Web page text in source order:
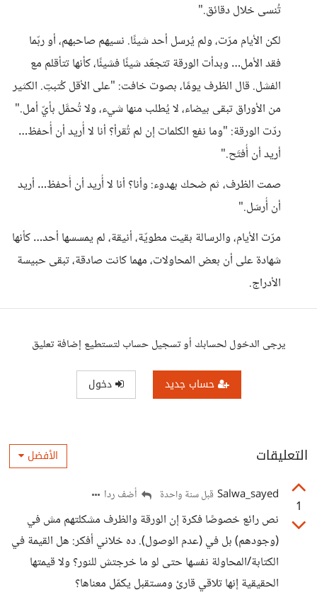
تُنسى خلال دقائق."
لكن الأيام مرّت، ولم يُرسل أحد شيئًا. نسيهم صاحبهم، أو ربّما
فقد الأمل… وبدأت الورقة تتجعّد شيئًا فشيئًا، كأنها تتأقلم مع
الفشل. قال الظرف يومًا، بصوت خافت: "على الأقل كُتبتِ. الكثير
من الأوراق تبقى بيضاء، لا يُطلب منها شيء، ولا تُحمَّل بأيّ أمل."
ردّت الورقة: "وما نفع الكلمات إن لم تُقرأ؟ أنا لا أُريد أن أُحفظ…
أريد أن أُفتَح."
صمت الظرف، ثم ضحك بهدوء: وأنا؟ أنا لا أُريد أن أَحفظ… أريد
أن أُرسَل."
مرّت الأيام، والرسالة بقيت مطويّة، أنيقة، لم يمسسها أحد… كأنها
شهادة على أن بعض المحاولات، مهما كانت صادقة، تبقى حبيسة
الأدراج.
يرجى الدخول لحسابك أو تسجيل حساب لتستطيع إضافة تعليق
حساب جديد دخول
التعليقات الأفضل
1
Salwa_sayed قبل سنة واحدة أضف ردا
نص رائع خصوصًا فكرة إن الورقة والظرف مشكلتهم مش في
(وجودهم) بل في (عدم الوصول). ده خلاني أفكر: هل القيمة في
الكتابة/المحاولة نفسها حتى لو ما خرجتش للنور؟ ولا قيمتها
الحقيقية إنها تلاقي قارئ ومستقبل يكمّل معناها؟